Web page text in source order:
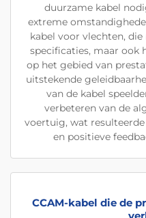
duurzame kabel
extreme
kabel voor vlechten,
specificaties, maar ook
op het gebied van
uitstekende
van de kabel
verbeteren van de
voertuig, wat
en positieve
CCAM-kabel die de